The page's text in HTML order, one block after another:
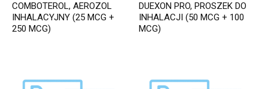
COMBOTEROL, AEROZOL
INHALACYJNY (25 MCG +
250 MCG)
DUEXON PRO, PROSZEK DO
INHALACJI (50 MCG + 100
MCG)